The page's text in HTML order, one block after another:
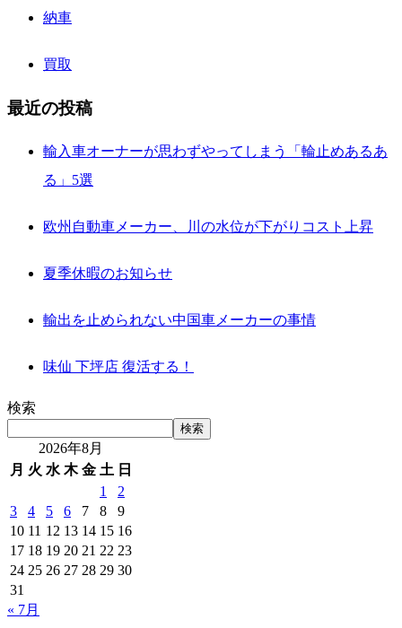
納車
買取
最近の投稿
輸入車オーナーが思わずやってしまう「輪止めあるあ
る」5選
欧州自動車メーカー、川の水位が下がりコスト上昇
夏季休暇のお知らせ
輸出を止められない中国車メーカーの事情
味仙 下坪店 復活する！
検索
検索
2026年8月
月 火 水 木 金 土 日
1
2
3
4 5 6 7 8
9
10 11 12 13 14 15 16
17 18 19 20 21 22 23
24 25 26 27 28 29 30
31
« 7月